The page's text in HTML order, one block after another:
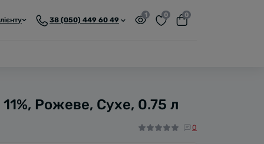
38 (050) 449 60 49
1 0 0
Рожеве, Сухе, 0.75 л
0